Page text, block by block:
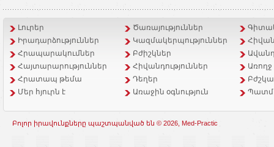
Լուրեր Ծառայություններ
Իրադարձություններ
Կազմակերպություններ
Հրապարակումներ
Բժիշկներ
Հայտարարություններ
Հիվանդություններ
Հրատապ թեմա
Դեղեր
Մեր հյուրն է
Առաջին օգնություն
Բոլոր իրավունքները պաշտպանված են © 2026, Med-Practic